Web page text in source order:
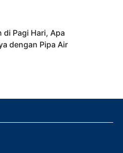
di Pagi Hari, Apa
dengan Pipa Air